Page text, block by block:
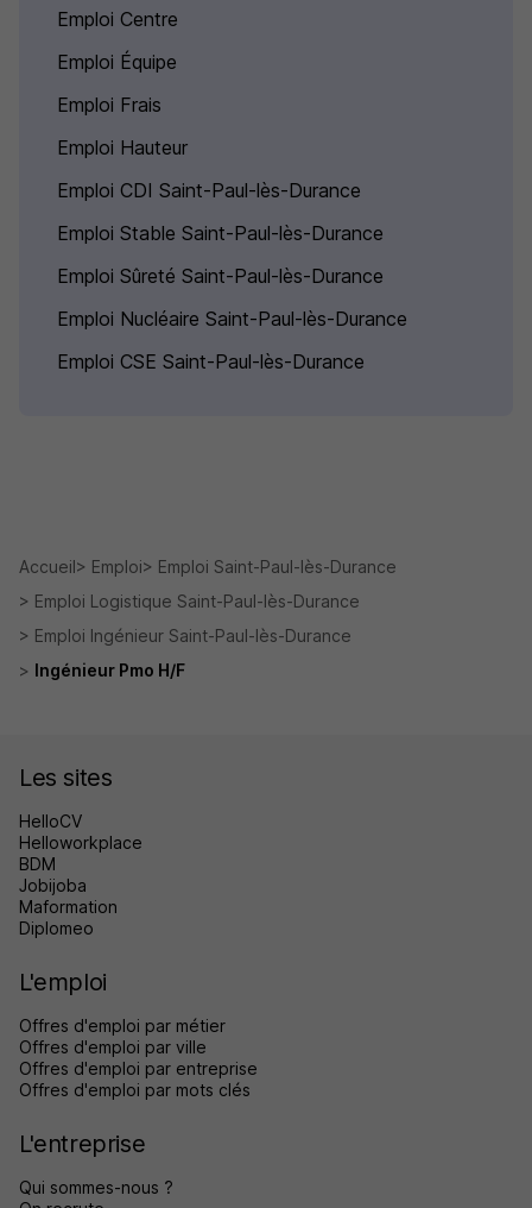
Emploi Centre
Emploi Équipe
Emploi Frais
Emploi Hauteur
Emploi CDI Saint-Paul-lès-Durance
Emploi Stable Saint-Paul-lès-Durance
Emploi Sûreté Saint-Paul-lès-Durance
Emploi Nucléaire Saint-Paul-lès-Durance
Emploi CSE Saint-Paul-lès-Durance
Accueil Emploi
Emploi Saint-Paul-lès-Durance
Emploi Logistique Saint-Paul-lès-Durance
Emploi Ingénieur Saint-Paul-lès-Durance
Ingénieur Pmo H/F
Les sites
HelloCV
Helloworkplace
BDM
Jobijoba
Maformation
Diplomeo
L'emploi
Offres d'emploi par métier
Offres d'emploi par ville
Offres d'emploi par entreprise
Offres d'emploi par mots clés
L'entreprise
Qui sommes-nous ?